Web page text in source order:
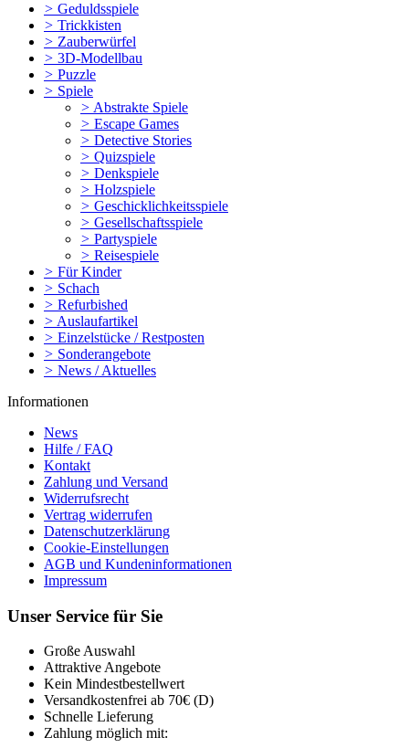
> Geduldsspiele
> Trickkisten
> Zauberwürfel
> 3D-Modellbau
> Puzzle
> Spiele
> Abstrakte Spiele
> Escape Games
> Detective Stories
> Quizspiele
> Denkspiele
> Holzspiele
> Geschicklichkeitsspiele
> Gesellschaftsspiele
> Partyspiele
> Reisespiele
> Für Kinder
> Schach
> Refurbished
> Auslaufartikel
> Einzelstücke / Restposten
> Sonderangebote
> News / Aktuelles
Informationen
News
Hilfe / FAQ
Kontakt
Zahlung und Versand
Widerrufsrecht
Vertrag widerrufen
Datenschutzerklärung
Cookie-Einstellungen
AGB und Kundeninformationen
Impressum
Unser Service für Sie
Große Auswahl
Attraktive Angebote
Kein Mindestbestellwert
Versandkostenfrei ab 70€ (D)
Schnelle Lieferung
Zahlung möglich mit: